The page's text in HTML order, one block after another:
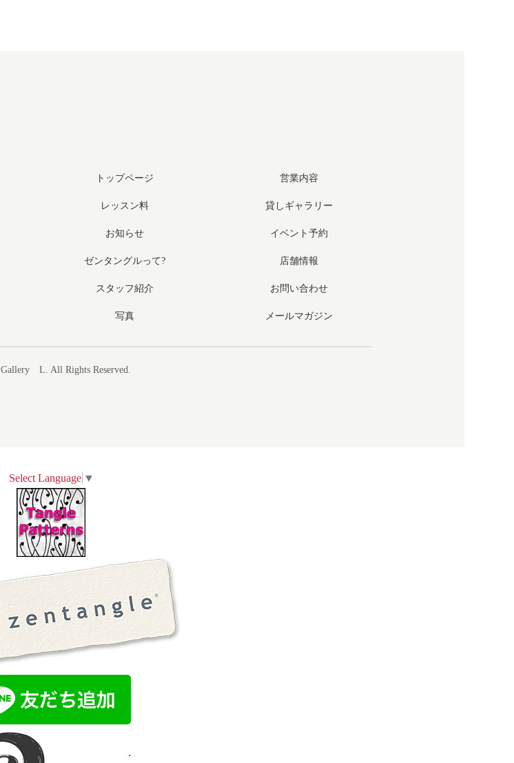
Select Language ▼
トップページ 営業内容
レッスン料 貸しギャラリー
お知らせ イベント予約
ゼンタングルって? 店舗情報
スタッフ紹介 お問い合わせ
写真 メールマガジン
Gallery L. All Rights Reserved.